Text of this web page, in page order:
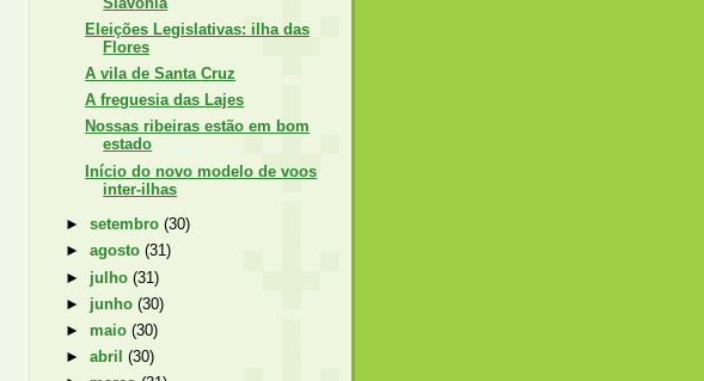
Eleições Legislativas: ilha das
Flores
A vila de Santa Cruz
A freguesia das Lajes
Nossas ribeiras estão em bom
estado
Início do novo modelo de voos
inter-ilhas
►setembro(30)
►agosto(31)
► julho(31)
► junho(30)
► maio(30)
►abril(30)